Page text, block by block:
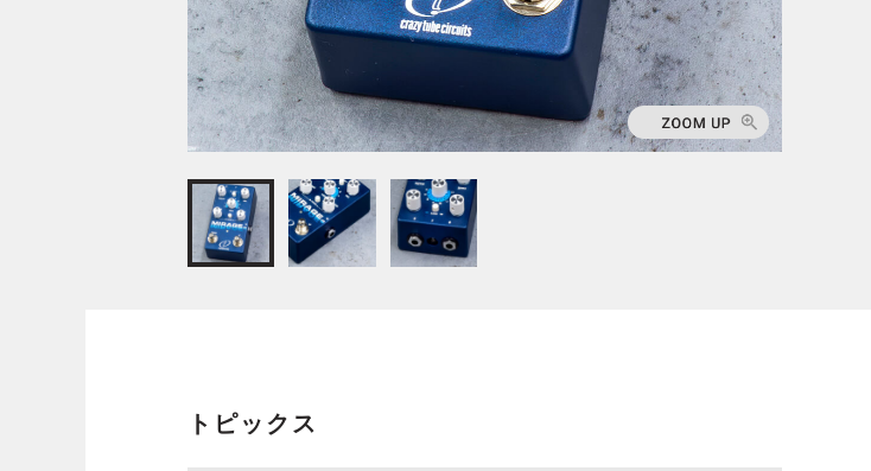
トピックス